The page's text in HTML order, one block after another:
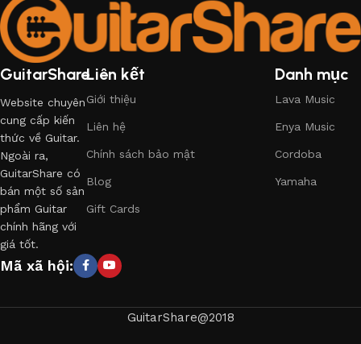
GuitarShare
Website chuyên
cung cấp kiến
thức về Guitar.
Ngoài ra,
GuitarShare có
bán một số sản
phẩm Guitar
chính hãng với
giá tốt.
Liên kết
Giới thiệu
Liên hệ
Chính sách bảo mật
Blog
Gift Cards
Danh mục
Lava Music
Enya Music
Cordoba
Yamaha
Mã xã hội:
GuitarShare@2018